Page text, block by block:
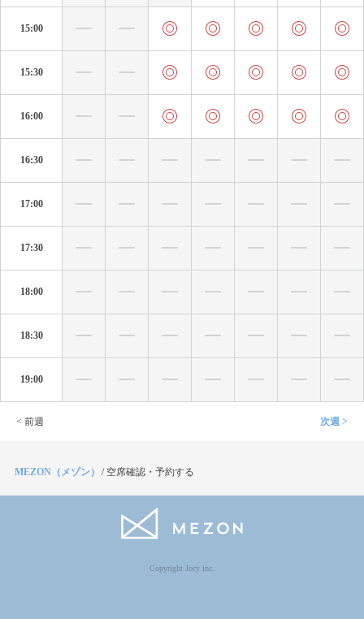
15:00
15:30
16:00
16:30
17:00
17:30
18:00
18:30
19:00
< 前週 次週 >
MEZON（メゾン） / 空席確認・予約する
Copyright Jocy inc.